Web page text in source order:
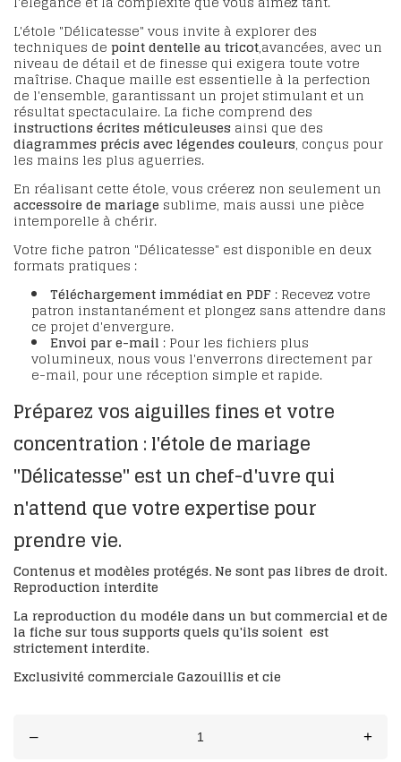
L'étole "Délicatesse" vous invite à explorer des
techniques de point dentelle au tricot,avancées, avec un
niveau de détail et de finesse qui exigera toute votre
maîtrise. Chaque maille est essentielle à la perfection
de l'ensemble, garantissant un projet stimulant et un
résultat spectaculaire. La fiche comprend des
instructions écrites méticuleuses ainsi que des
diagrammes précis avec légendes couleurs, conçus pour
les mains les plus aguerries.
En réalisant cette étole, vous créerez non seulement un
accessoire de mariage sublime, mais aussi une pièce
intemporelle à chérir.
Votre fiche patron "Délicatesse" est disponible en deux
formats pratiques :
Téléchargement immédiat en PDF : Recevez votre
patron instantanément et plongez sans attendre dans
ce projet d'envergure.
Envoi par e-mail : Pour les fichiers plus
volumineux, nous vous l'enverrons directement par
e-mail, pour une réception simple et rapide.
Préparez vos aiguilles fines et votre
concentration : l'étole de mariage
"Délicatesse" est un chef-d'uvre qui
n'attend que votre expertise pour
prendre vie.
Contenus et modèles protégés. Ne sont pas libres de droit.
Reproduction interdite
La reproduction du modéle dans un but commercial et de
la fiche sur tous supports quels qu'ils soient est
strictement interdite.
Exclusivité commerciale Gazouillis et cie
– +